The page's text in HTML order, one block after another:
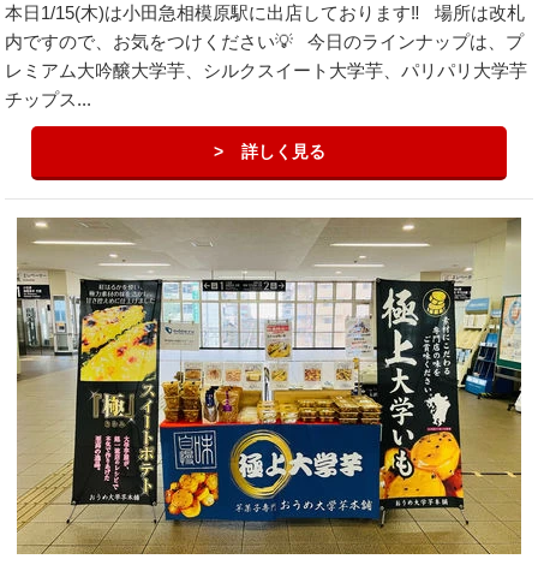
本日1/15(木)は小田急相模原駅に出店しております‼️ 場所は改札
内ですので、お気をつけください💡 今日のラインナップは、プ
レミアム大吟醸大学芋、シルクスイート大学芋、パリパリ大学芋
チップス...
詳しく見る